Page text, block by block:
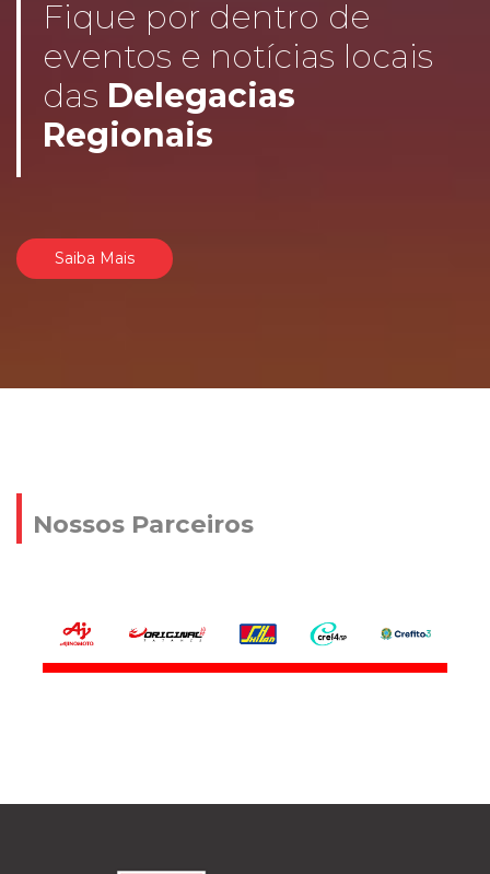
Fique por dentro de
eventos e notícias locais
das Delegacias
Regionais
Saiba Mais
Nossos Parceiros